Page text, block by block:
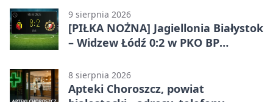
9 sierpnia 2026
[PIŁKA NOŻNA] Jagiellonia Białystok
– Widzew Łódź 0:2 w PKO BP
zmieniły mecz
8 sierpnia 2026
Apteki Choroszcz, powiat